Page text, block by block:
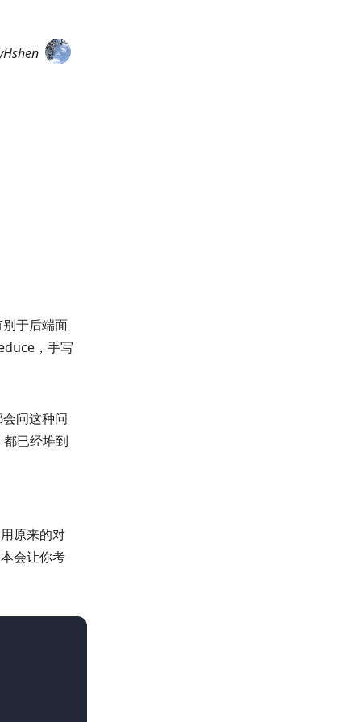
于后端面
，手写
问这种问
已经堆到
原来的对
会让你考